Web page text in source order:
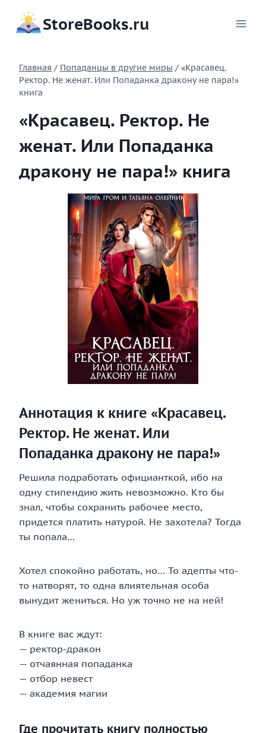
содержимому
StoreBooks.ru
Главная / Попаданцы в другие миры / «Красавец.
Ректор. Не женат. Или Попаданка дракону не пара!»
книга
«Красавец. Ректор. Не
женат. Или Попаданка
дракону не пара!» книга
Аннотация к книге «Красавец.
Ректор. Не женат. Или
Попаданка дракону не пара!»
Решила подработать официанткой, ибо на
одну стипендию жить невозможно. Кто бы
знал, чтобы сохранить рабочее место,
придется платить натурой. Не захотела? Тогда
ты попала…
Хотел спокойно работать, но… То адепты что-
то натворят, то одна влиятельная особа
вынудит жениться. Но уж точно не на ней!
В книге вас ждут:
— ректор-дракон
— отчаянная попаданка
— отбор невест
— академия магии
Где прочитать книгу полностью